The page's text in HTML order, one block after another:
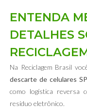
ENTENDA
DETALHES
Na Reciclagem Brasil
descarte de celulares SP
como logística reversa
resíduo eletrônico.